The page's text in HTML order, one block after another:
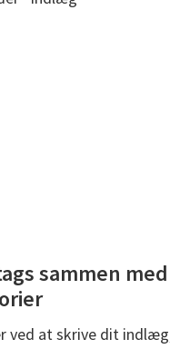
sammen med
ved at skrive dit